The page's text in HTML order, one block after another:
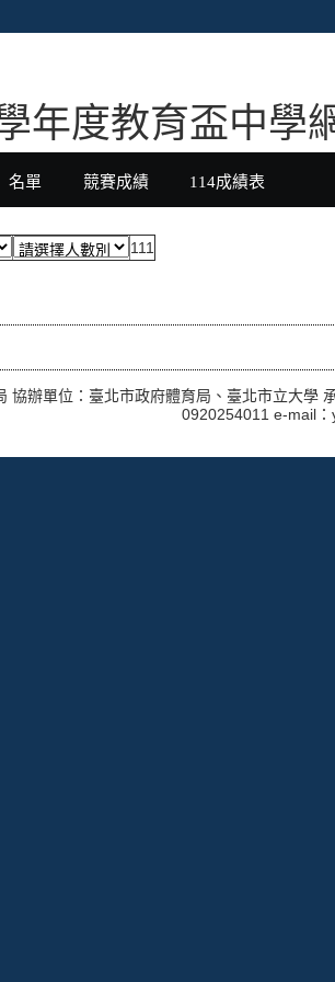
年度教育盃中學
名單 競賽成績 114成績表
111
協辦單位：臺北市政府體育局、臺北市立大學
0920254011 e-mail